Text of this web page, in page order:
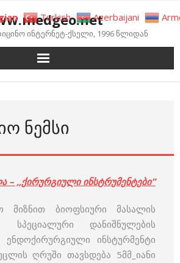
ინტერნეტ-ქსელი, 1996 წლიდან
ᲜᲔᲛᲡᲘ
– ,,ქირურგიული ინსტრუმენტები”
მიზნით ბიოფსიური მასალის
დანიშნულების
ინსტურმენტი
ღრუში თავსდება 5მმ_იანი
Turkish Azerbaijani